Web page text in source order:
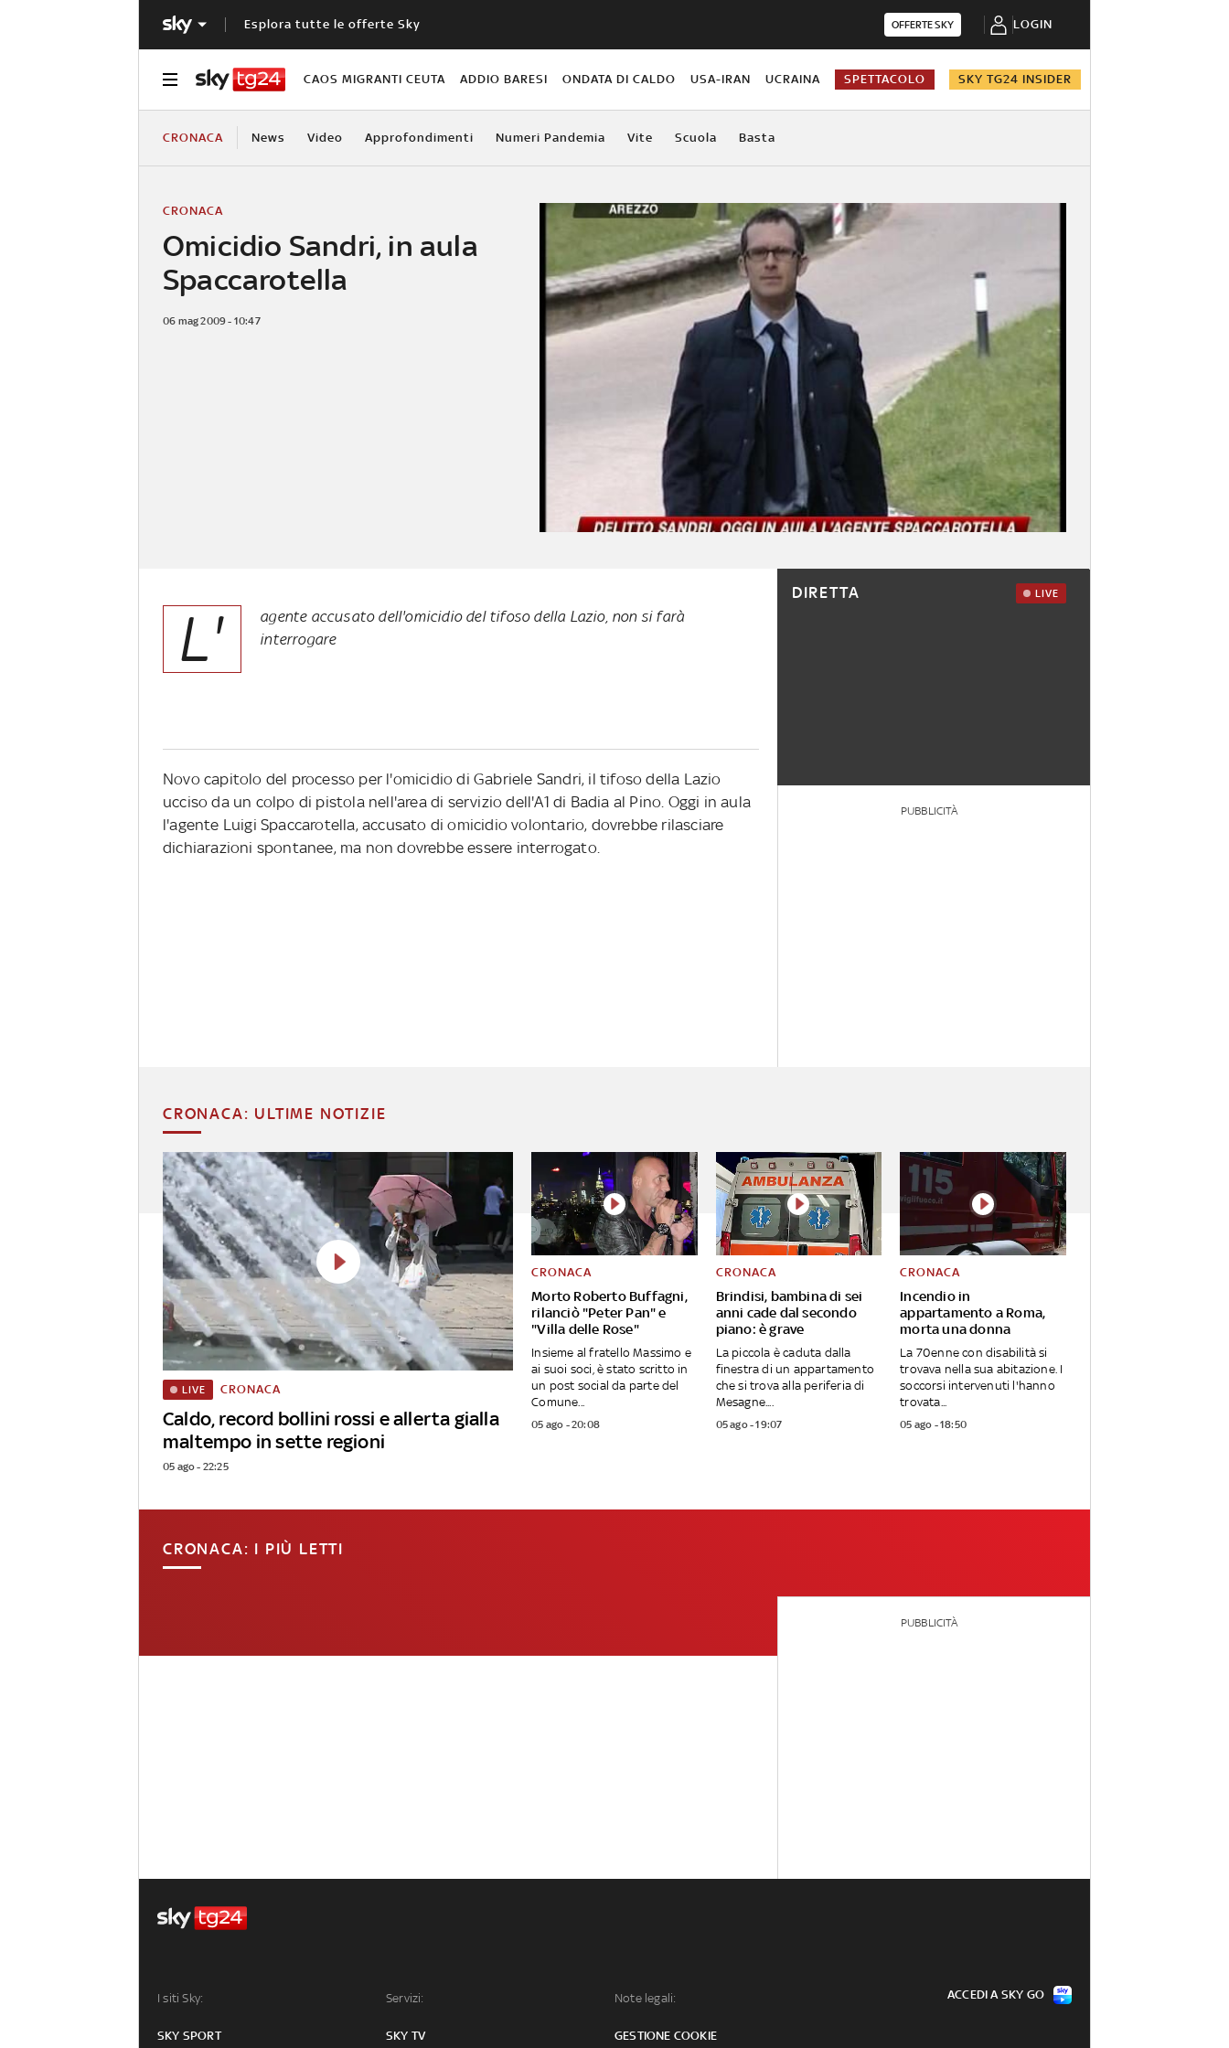
Esplora tutte le offerte Sky OFFERTE SKY LOGIN
CAOS MIGRANTI CEUTA ADDIO BARESI ONDATA DI CALDO USA-IRAN UCRAINA SPETTACOLO SKY TG24 INSIDER
CRONACA News Video Approfondimenti Numeri Pandemia Vite Scuola Basta
Omicidio Sandri, in aula
Spaccarotella
CRONACA
06 mag 2009 - 10:47
L'
agente accusato dell'omicidio del tifoso della Lazio, non si farà
interrogare
Novo capitolo del processo per l'omicidio di Gabriele Sandri, il tifoso della Lazio
ucciso da un colpo di pistola nell'area di servizio dell'A1 di Badia al Pino. Oggi in aula
l'agente Luigi Spaccarotella, accusato di omicidio volontario, dovrebbe rilasciare
dichiarazioni spontanee, ma non dovrebbe essere interrogato.
DIRETTA LIVE
PUBBLICITÀ
CRONACA: ULTIME NOTIZIE
Caldo, record bollini rossi e allerta gialla
maltempo in sette regioni
LIVE CRONACA
05 ago - 22:25
Morto Roberto Buffagni,
rilanciò "Peter Pan" e
"Villa delle Rose"
CRONACA
Insieme al fratello Massimo e
ai suoi soci, è stato scritto in
un post social da parte del
Comune...
05 ago - 20:08
Brindisi, bambina di sei
anni cade dal secondo
piano: è grave
CRONACA
La piccola è caduta dalla
finestra di un appartamento
che si trova alla periferia di
Mesagne....
05 ago - 19:07
Incendio in
appartamento a Roma,
morta una donna
CRONACA
La 70enne con disabilità si
trovava nella sua abitazione. I
soccorsi intervenuti l'hanno
trovata...
05 ago - 18:50
CRONACA: I PIÙ LETTI
PUBBLICITÀ
I siti Sky:
SKY SPORT
Servizi:
SKY TV
Note legali:
GESTIONE COOKIE
ACCEDI A SKY GO